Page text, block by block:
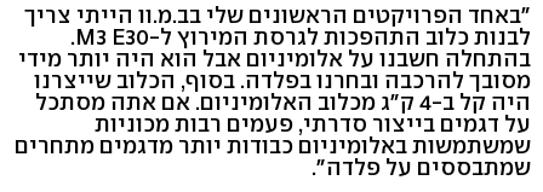
"באחד הפרויקטים הראשונים שלי בב.מ.וו הייתי צריך
לבנות כלוב התהפכות לגרסת המירוץ ל-M3 E30.
בהתחלה חשבנו על אלומיניום אבל הוא היה יותר מידי
מסובך להרכבה ובחרנו בפלדה. בסוף, הכלוב שייצרנו
היה קל ב-4 ק"ג מכלוב האלומיניום. אם אתה מסתכל
על דגמים בייצור סדרתי, פעמים רבות מכוניות
שמשתמשות באלומיניום כבודות יותר מדגמים מתחרים
שמתבססים על פלדה".